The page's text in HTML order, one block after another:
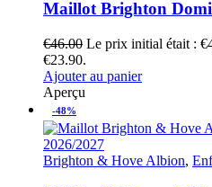
Maillot Brighton
€46.00 Le prix initial était :
€23.90.
Ajouter au panier
Aperçu
-48%
Brighton & Hove Albion,